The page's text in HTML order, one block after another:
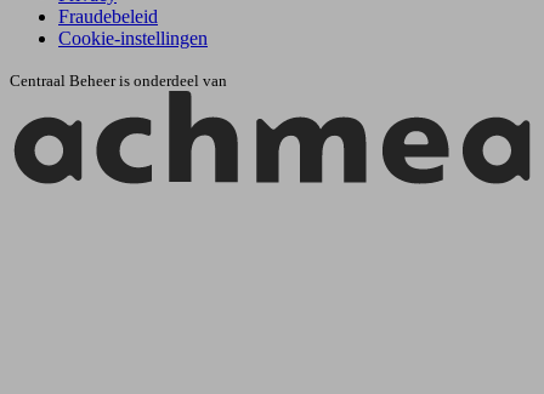
Fraudebeleid
Cookie-instellingen
Centraal Beheer is onderdeel van